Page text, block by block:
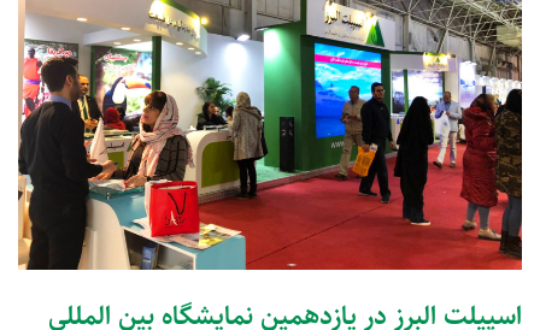
اسپیلت البرز در یازدهمین نمایشگاه بین المللی